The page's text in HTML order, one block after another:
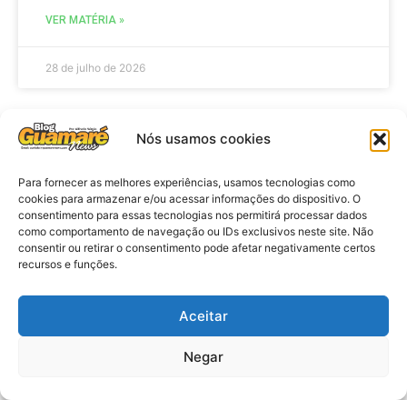
Nós usamos cookies
Para fornecer as melhores experiências, usamos tecnologias como
cookies para armazenar e/ou acessar informações do dispositivo. O
consentimento para essas tecnologias nos permitirá processar dados
como comportamento de navegação ou IDs exclusivos neste site. Não
consentir ou retirar o consentimento pode afetar negativamente certos
recursos e funções.
Aceitar
Negar
VER MATÉRIA »
28 de julho de 2026
Eleições 2026: procuradores e